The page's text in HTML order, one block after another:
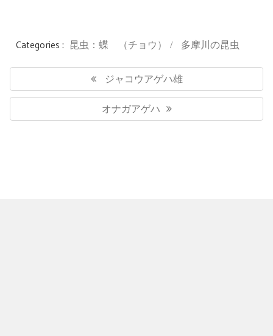
Categories : 昆虫：蝶 （チョウ） 多摩川の昆虫
ナ
ビ
Previous
Post:
ジャコウアゲハ雄
Next
Post:
オナガアゲハ